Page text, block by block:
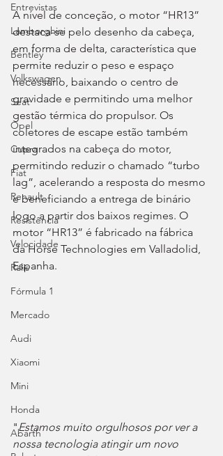
Entrevistas
Lamborghini
Bentley
Volkswagen
Seat
Opel
Cupra
Fiat
Renault
Resistência
Velocidade
Ralis
Fórmula 1
Mercado
Audi
Xiaomi
Mini
Honda
Abarth
A nível de conceção, o motor “HR13”
destaca-se pelo desenho da cabeça,
em forma de delta, característica que
permite reduzir o peso e espaço
necessário, baixando o centro de
gravidade e permitindo uma melhor
gestão térmica do propulsor. Os
coletores de escape estão também
integrados na cabeça do motor,
permitindo reduzir o chamado “turbo
lag”, acelerando a resposta do mesmo
e beneficiando a entrega de binário
logo a partir dos baixos regimes. O
motor “HR13” é fabricado na fábrica
da Horse Technologies em Valladolid,
Espanha.
"Estamos muito orgulhosos por ver a
nossa tecnologia atingir um novo